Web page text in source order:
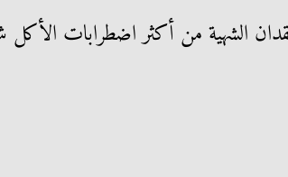
الشهية من أكثر اضطرابات الأكل